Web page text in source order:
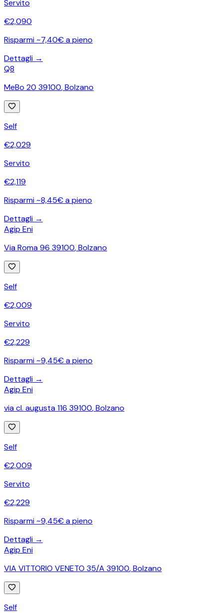
Servito
€2,090
Risparmi ~7,40€ a pieno
Dettagli →
Q8
MeBo 20 39100,Bolzano
Self
€2,029
Servito
€2,119
Risparmi ~8,45€ a pieno
Dettagli →
Agip Eni
Via Roma 96 39100,Bolzano
Self
€2,009
Servito
€2,229
Risparmi ~9,45€ a pieno
Dettagli →
Agip Eni
via cl. augusta 116 39100,Bolzano
Self
€2,009
Servito
€2,229
Risparmi ~9,45€ a pieno
Dettagli →
Agip Eni
VIA VITTORIO VENETO 35/A 39100,Bolzano
Self